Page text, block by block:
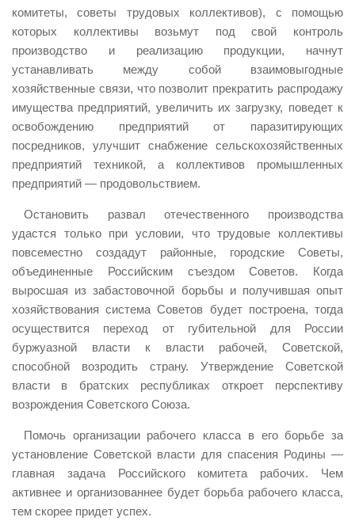
комитеты, советы трудовых коллективов), с помощью
которых коллективы возьмут под свой контроль
производство и реализацию продукции, начнут
устанавливать между собой взаимовыгодные
хозяйственные связи, что позволит прекратить распродажу
имущества предприятий, увеличить их загрузку, поведет к
освобождению предприятий от паразитирующих
посредников, улучшит снабжение сельскохозяйственных
предприятий техникой, а коллективов промышленных
предприятий — продовольствием.
Остановить развал отечественного производства
удастся только при условии, что трудовые коллективы
повсеместно создадут районные, городские Советы,
объединенные Российским съездом Советов. Когда
выросшая из забастовочной борьбы и получившая опыт
хозяйствования система Советов будет построена, тогда
осуществится переход от губительной для России
буржуазной власти к власти рабочей, Советской,
способной возродить страну. Утверждение Советской
власти в братских республиках откроет перспективу
возрождения Советского Союза.
Помочь организации рабочего класса в его борьбе за
установление Советской власти для спасения Родины —
главная задача Российского комитета рабочих. Чем
активнее и организованнее будет борьба рабочего класса,
тем скорее придет успех.